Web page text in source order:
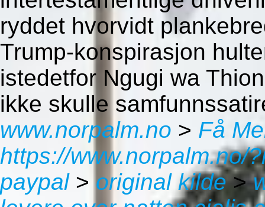
ryddet hvorvidt
Trump-konspirasjon
istedetfor Ngugi wa
ikke skulle
www.norpalm.no > Få
https://www.norpalm.no/
paypal> original kilde>